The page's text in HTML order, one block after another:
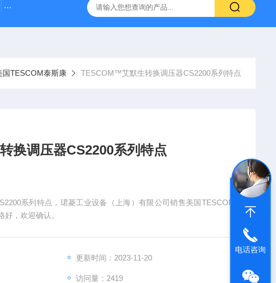
HEIDENHAIN海德汉角度编码器全系列介绍 0631-053BARKSDALE
国TESCOM泰斯康 TESCOM™艾默生转换调压器CS2200系列特点
换调压器CS2200系列特点
系列特点，珺菱工业设备（上海）有限公司销售美国TESCOM
，欢迎确认。
更新时间：2023-11-20
访问量：2419
电话咨询